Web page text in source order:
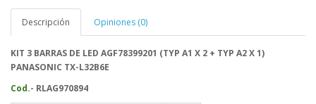
Descripción Opiniones (0)
KIT 3 BARRAS DE LED AGF78399201 (TYP A1 X 2 + TYP A2 X 1)
PANASONIC TX-L32B6E
Cod.- RLAG970894